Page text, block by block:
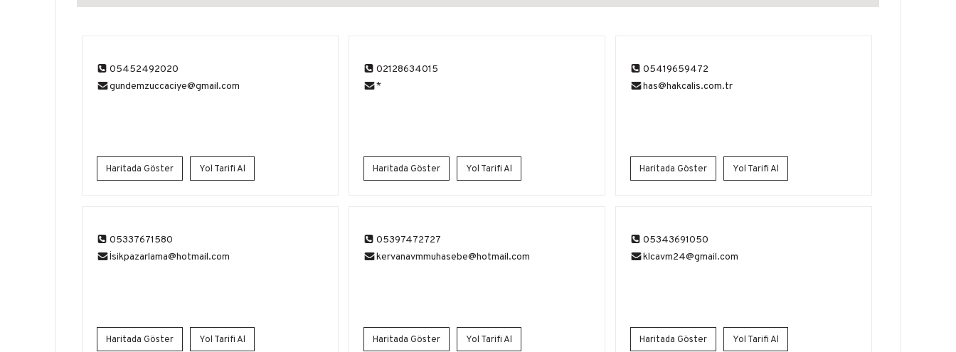
05452492020
gundemzuccaciye@gmail.com
Haritada Göster Yol Tarifi Al
02128634015
*
Haritada Göster Yol Tarifi Al
05419659472
has@hakcalis.com.tr
Haritada Göster Yol Tarifi Al
05337671580
İsikpazarlama@hotmail.com
Haritada Göster Yol Tarifi Al
05397472727
kervanavmmuhasebe@hotmail.com
Haritada Göster Yol Tarifi Al
05343691050
klcavm24@gmail.com
Haritada Göster Yol Tarifi Al